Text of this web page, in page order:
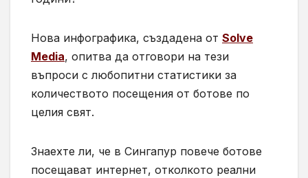
Нова инфографика, създадена от Solve
Media, опитва да отговори на тези
въпроси с любопитни статистики за
количеството посещения от ботове по
целия свят.
Знаехте ли, че в Сингапур повече ботове
посещават интернет, отколкото реални